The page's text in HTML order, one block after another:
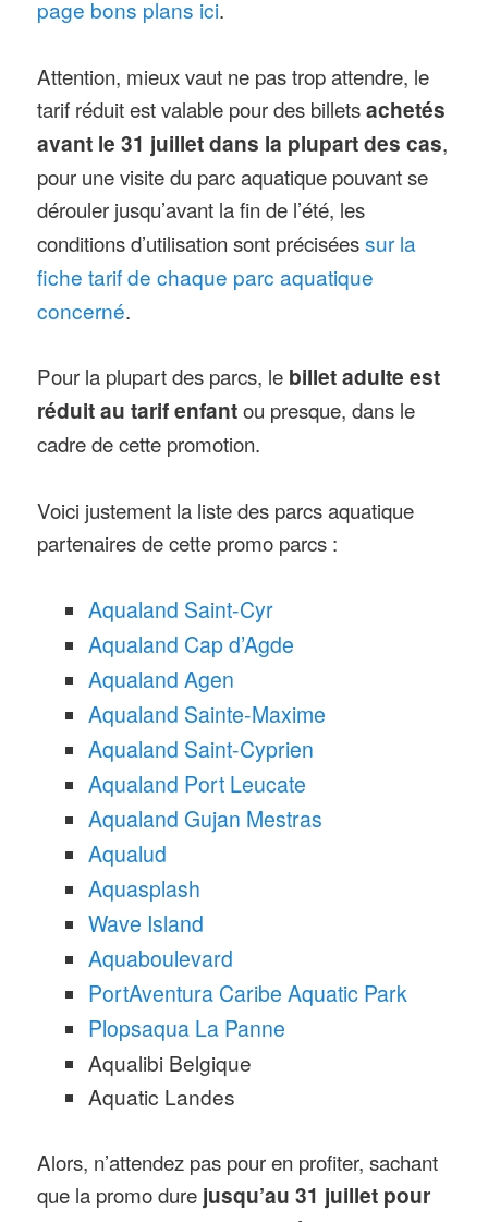
page bons plans ici.
Attention, mieux vaut ne pas trop attendre, le
tarif réduit est valable pour des billetsachetés
avant le 31 juillet dans la plupart des cas,
pour une visite du parc aquatique pouvant se
dérouler jusqu’avant la fin de l’été, les
conditions d’utilisation sont préciséessur la
fiche tarif de chaque parc aquatique
concerné.
Pour la plupart des parcs, le billet adulte est
réduit au tarif enfantou presque, dans le
cadre de cette promotion.
Voici justement la liste des parcs aquatique
partenaires de cette promo parcs :
Aqualand Saint-Cyr
Aqualand Cap d’Agde
Aqualand Agen
Aqualand Sainte-Maxime
Aqualand Saint-Cyprien
Aqualand Port Leucate
Aqualand Gujan Mestras
Aqualud
Aquasplash
Wave Island
Aquaboulevard
PortAventura Caribe Aquatic Park
Plopsaqua La Panne
Aqualibi Belgique
Aquatic Landes
Alors, n’attendez pas pour en profiter, sachant
que la promo dure jusqu’au 31 juillet pour